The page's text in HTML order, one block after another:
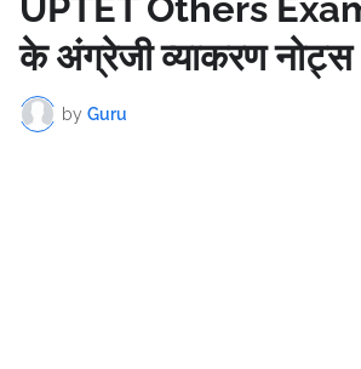
के अंग्रेजी व्याकरण नोट्स
by Guru